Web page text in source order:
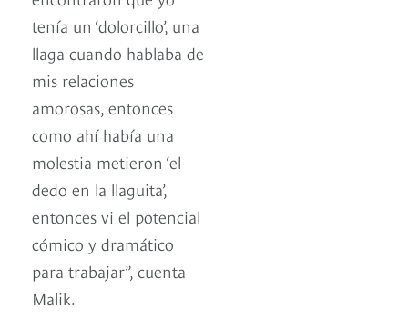
tenía un ‘dolorcillo’, una
llaga cuando hablaba de
mis relaciones
amorosas, entonces
como ahí había una
molestia metieron ‘el
dedo en la llaguita’,
entonces vi el potencial
cómico y dramático
para trabajar”, cuenta
Malik.